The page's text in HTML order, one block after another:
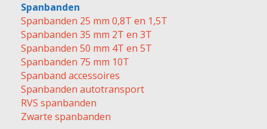
Spanbanden
Spanbanden 25 mm 0,8T en 1,5T
Spanbanden 35 mm 2T en 3T
Spanbanden 50 mm 4T en 5T
Spanbanden 75 mm 10T
Spanband accessoires
Spanbanden autotransport
RVS spanbanden
Zwarte spanbanden